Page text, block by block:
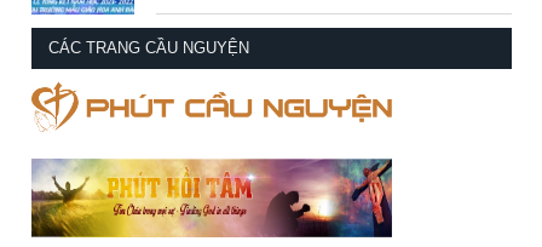
CÁC TRANG CẦU NGUYỆN